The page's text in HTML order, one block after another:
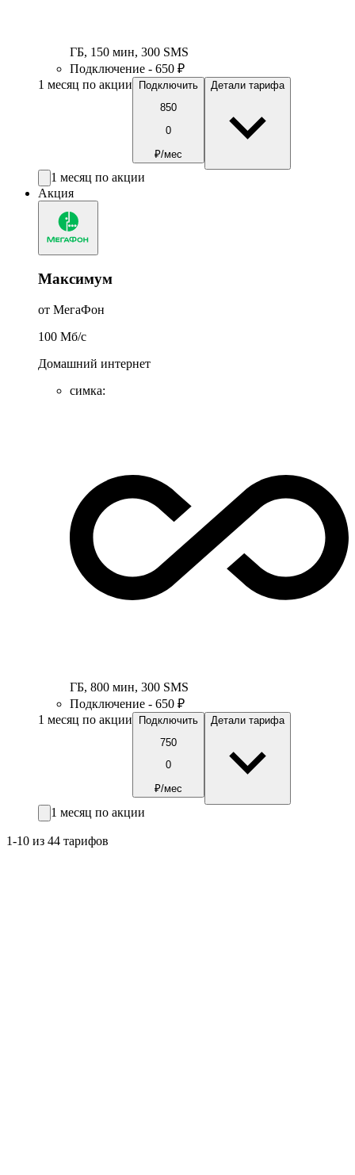
ГБ, 150 мин, 300 SMS
Подключение - 650 ₽
1 месяц по акции
Подключить
850
0
₽/мес
Детали тарифа
1 месяц по акции
Акция
Максимум
от МегаФон
100 Мб/c
Домашний интернет
симка:
ГБ, 800 мин, 300 SMS
Подключение - 650 ₽
1 месяц по акции
Подключить
750
0
₽/мес
Детали тарифа
1 месяц по акции
1-10 из 44 тарифов